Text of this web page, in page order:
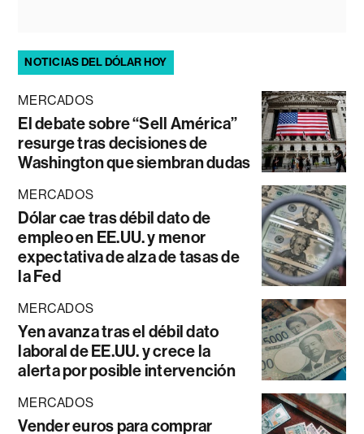
NOTICIAS DEL DÓLAR HOY
MERCADOS
El debate sobre “Sell América”
resurge tras decisiones de
Washington que siembran dudas
MERCADOS
Dólar cae tras débil dato de
empleo en EE.UU. y menor
expectativa de alza de tasas de
la Fed
MERCADOS
Yen avanza tras el débil dato
laboral de EE.UU. y crece la
alerta por posible intervención
MERCADOS
Vender euros para comprar